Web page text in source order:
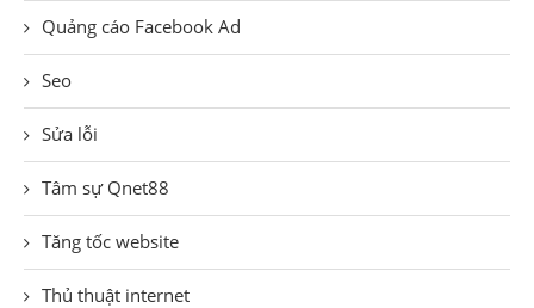
Quảng cáo Facebook Ad
Seo
Sửa lỗi
Tâm sự Qnet88
Tăng tốc website
Thủ thuật internet